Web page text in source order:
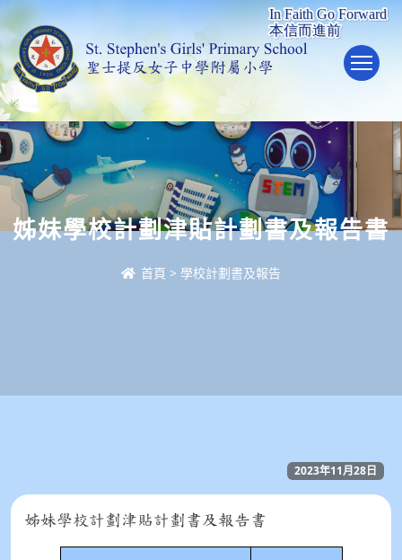
姊妹學校計劃津貼計劃書及報告書
首頁 > 學校計劃書及報告
2023年11月28日
姊妹學校計劃津貼計劃書及報告書